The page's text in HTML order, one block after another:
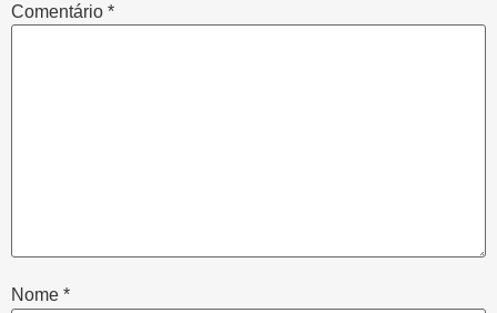
Comentário *
Nome *